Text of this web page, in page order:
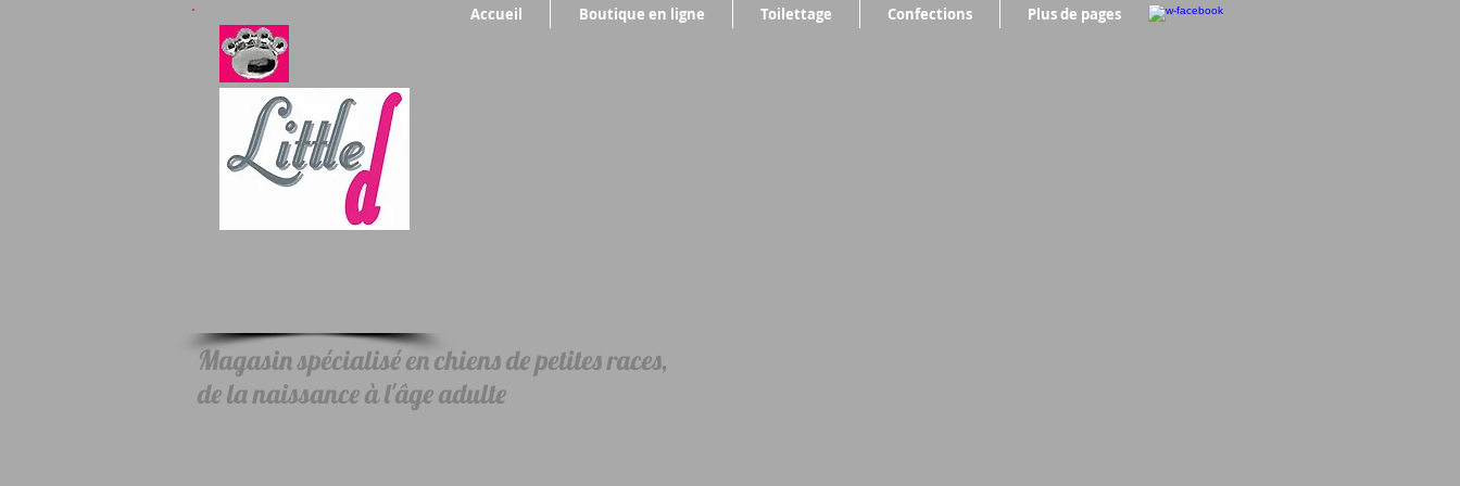
Accueil Boutique en ligne Toilettage Confections Plus de pages
Magasin spécialisé en chiens de petites races,
de la naissance à l'âge adulte